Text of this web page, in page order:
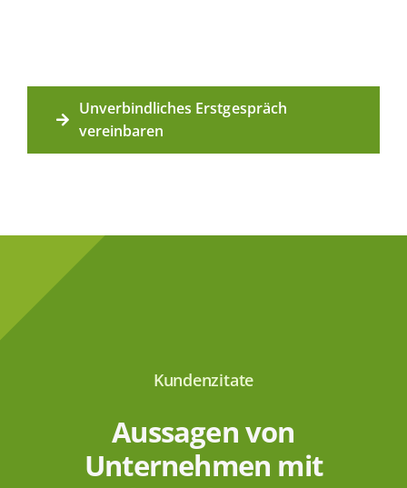
Unverbindliches Erstgespräch
vereinbaren
Kundenzitate
Aussagen von
Unternehmen mit